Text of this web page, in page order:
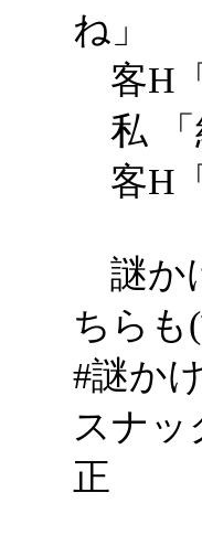
ね」
客H
私 「
客H
謎か
ちらも
#謎か
スナッ
正